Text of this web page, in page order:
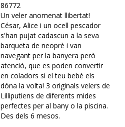
86772
Un veler anomenat llibertat!
César, Alice i un ocell pescador
s'han pujat cadascun a la seva
barqueta de neoprè i van
navegant per la banyera però
atenció, que es poden convertir
en coladors si el teu bebè els
dóna la volta! 3 originals velers de
Lilliputiens de diferents mides
perfectes per al bany o la piscina.
Des dels 6 mesos.